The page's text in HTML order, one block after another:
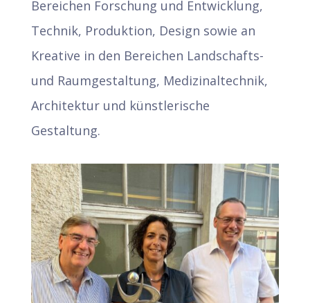
Bereichen Forschung und Entwicklung,
Technik, Produktion, Design sowie an
Kreative in den Bereichen Landschafts-
und Raumgestaltung, Medizinaltechnik,
Architektur und künstlerische
Gestaltung.